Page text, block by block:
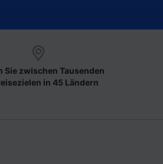
Sie zwischen Tausenden
in 45 Ländern